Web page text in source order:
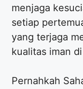
menjaga
setiap
yang terjaga
kualitas iman
Pernahkah